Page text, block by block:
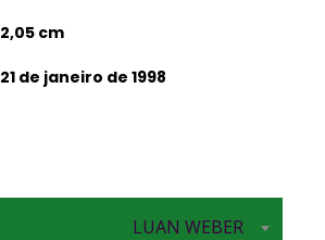
2,05 cm
21 de janeiro de 1998
LUAN WEBER